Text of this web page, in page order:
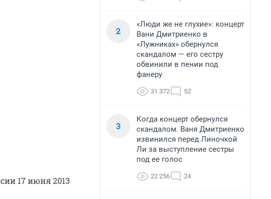
17 июня 2013
2
«Люди же не глухие»: концерт
Вани Дмитриенко в
«Лужниках» обернулся
скандалом — его сестру
обвинили в пении под
фанеру
31 372 52
3
Когда концерт обернулся
скандалом. Ваня Дмитриенко
извинился перед Линочкой
Ли за выступление сестры
под ее голос
22 256 24